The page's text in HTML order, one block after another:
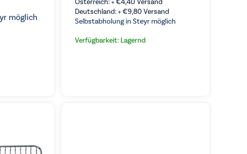
möglich
Österreich: +€4,40 Versand
Deutschland: +€9,80 Versand
Selbstabholung in Steyr möglich
Verfügbarkeit: Lagernd